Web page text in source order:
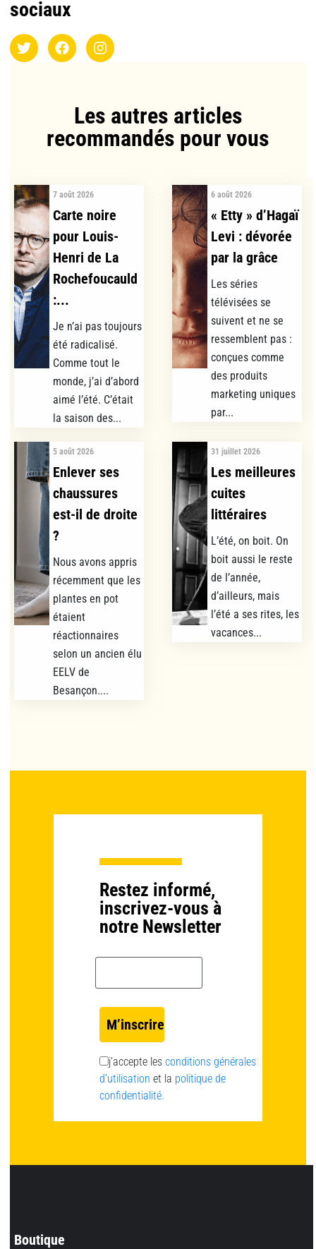
sociaux
Les autres articles
recommandés pour vous​
7 août 2026
Carte noire
pour Louis-
Henri de La
Rochefoucauld
:...
Je n’ai pas toujours
été radicalisé.
Comme tout le
monde, j’ai d’abord
aimé l’été. C’était
la saison des...
6 août 2026
« Etty » d’Hagaï
Levi : dévorée
par la grâce
Les séries
télévisées se
suivent et ne se
ressemblent pas :
conçues comme
des produits
marketing uniques
par...
5 août 2026
Enlever ses
chaussures
est-il de droite
?
Nous avons appris
récemment que les
plantes en pot
étaient
réactionnaires
selon un ancien élu
EELV de
Besançon....
31 juillet 2026
Les meilleures
cuites
littéraires
L’été, on boit. On
boit aussi le reste
de l’année,
d’ailleurs, mais
l’été a ses rites, les
vacances...
Restez informé,
inscrivez-vous à
notre Newsletter
j’accepte les conditions générales
d’utilisation et la politique de
confidentialité.
Boutique